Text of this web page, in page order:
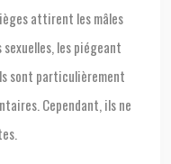
attirent les mâles
les piégeant
sont particulièrement
Cependant, ils ne